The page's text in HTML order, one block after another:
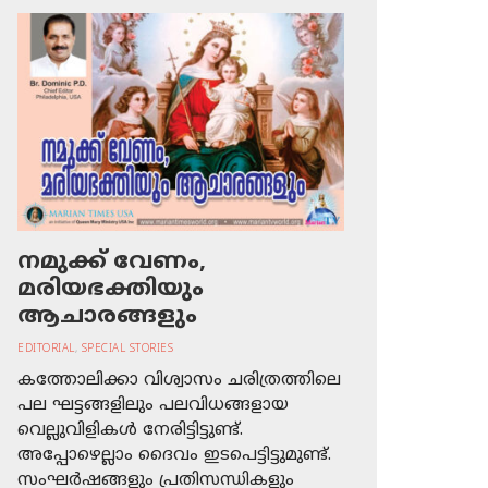
നമുക്ക് വേണം,
മരിയഭക്തിയും
ആചാരങ്ങളും
EDITORIAL, SPECIAL STORIES
കത്തോലിക്കാ വിശ്വാസം ചരിത്രത്തിലെ
പല ഘട്ടങ്ങളിലും പലവിധങ്ങളായ
വെല്ലുവിളികള്‍ നേരിട്ടിട്ടുണ്ട്.
അപ്പോഴെല്ലാം ദൈവം ഇടപെട്ടിട്ടുമുണ്ട്.
സംഘര്‍ഷങ്ങളും പ്രതിസന്ധികളും